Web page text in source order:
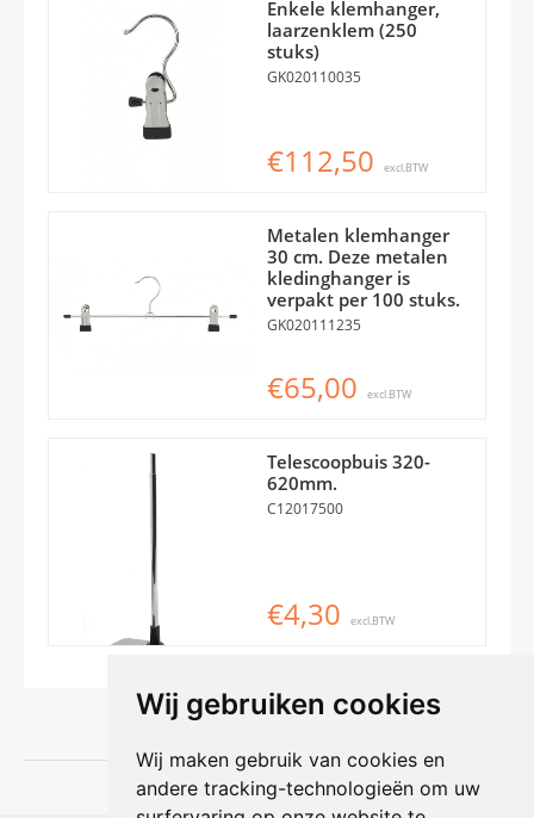
Wij gebruiken cookies
Wij maken gebruik van cookies en
andere tracking-technologieën om uw
Enkele klemhanger,
laarzenklem (250
stuks)
GK020110035
€112,50 excl.BTW
Metalen klemhanger
30 cm. Deze metalen
kledinghanger is
verpakt per 100 stuks.
GK020111235
€65,00 excl.BTW
Telescoopbuis 320-
620mm.
C12017500
€4,30 excl.BTW